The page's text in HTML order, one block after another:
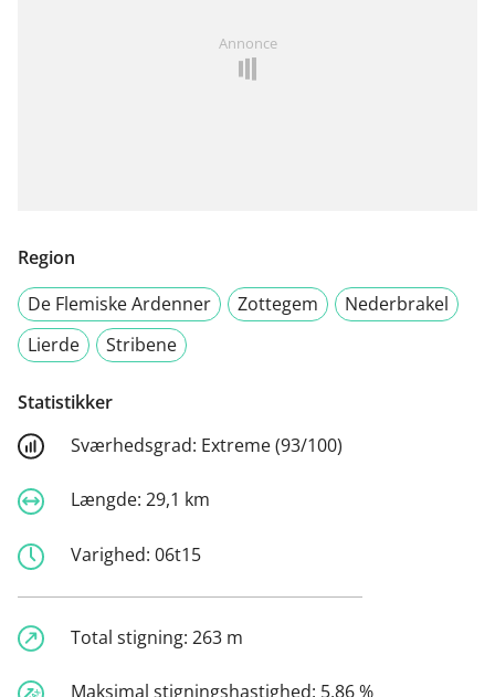
Annonce
Region
De Flemiske Ardenner
Zottegem
Nederbrakel
Lierde
Stribene
Statistikker
Sværhedsgrad: Extreme (93/100)
Længde: 29,1 km
Varighed: 06t15
Total stigning: 263 m
Maksimal stigningshastighed: 5,86 %